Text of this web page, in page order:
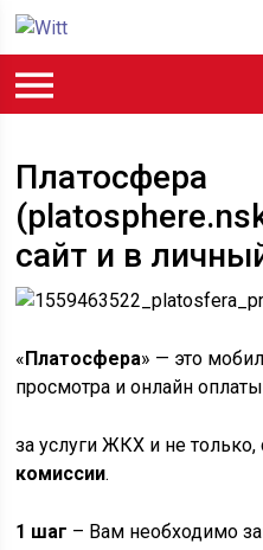
Платосфера
сайт и в
«Платосфера» — это
просмотра и онлайн
за услуги ЖКХ и не
комиссии.
1 шаг – Вам необходимо